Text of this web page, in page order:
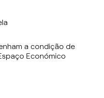
a condição de
Económico